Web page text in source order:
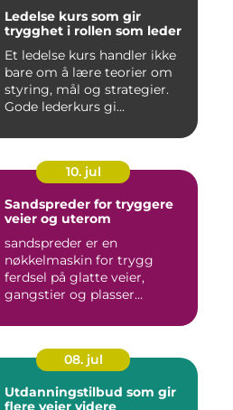
Ledelse kurs som gir
trygghet i rollen som leder
Et ledelse kurs handler ikke
bare om å lære teorier om
styring, mål og strategier.
Gode lederkurs gi...
10. jul
Sandspreder for tryggere
veier og uterom
sandspreder er en
nøkkelmaskin for trygg
ferdsel på glatte veier,
gangstier og plasser
08. jul
Utdanningstilbud som gir
flere veier videre